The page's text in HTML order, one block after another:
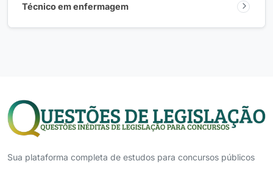
Técnico em enfermagem
Sua plataforma completa de estudos para concursos públicos